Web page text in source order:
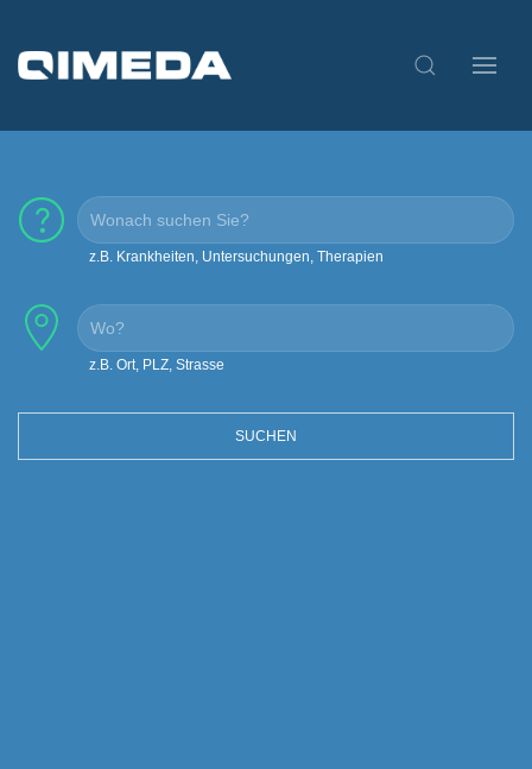
z.B. Krankheiten, Untersuchungen, Therapien
z.B. Ort, PLZ, Strasse
SUCHEN